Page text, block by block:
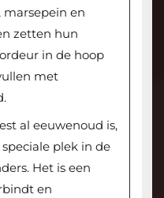
marsepein en
zetten hun
in de hoop
met
al eeuwenoud is,
plek in de
Het is een
en